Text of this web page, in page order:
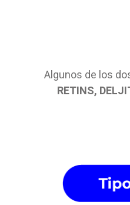
Algunos de los
RETINS,